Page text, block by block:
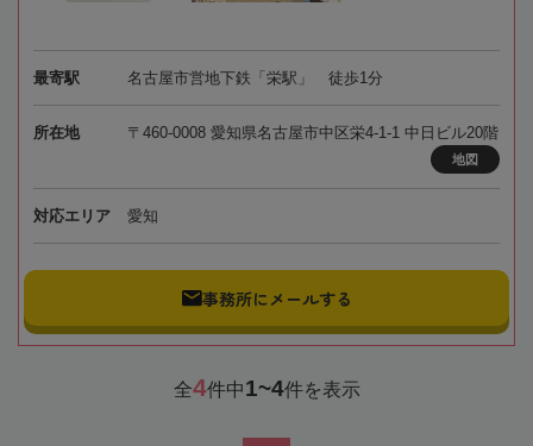
最寄駅 名古屋市営地下鉄「栄駅」 徒歩1分
所在地 〒460-0008 愛知県名古屋市中区栄4-1-1 中日ビル20階
地図
対応エリア 愛知
事務所にメールする
全4件中1~4件を表示